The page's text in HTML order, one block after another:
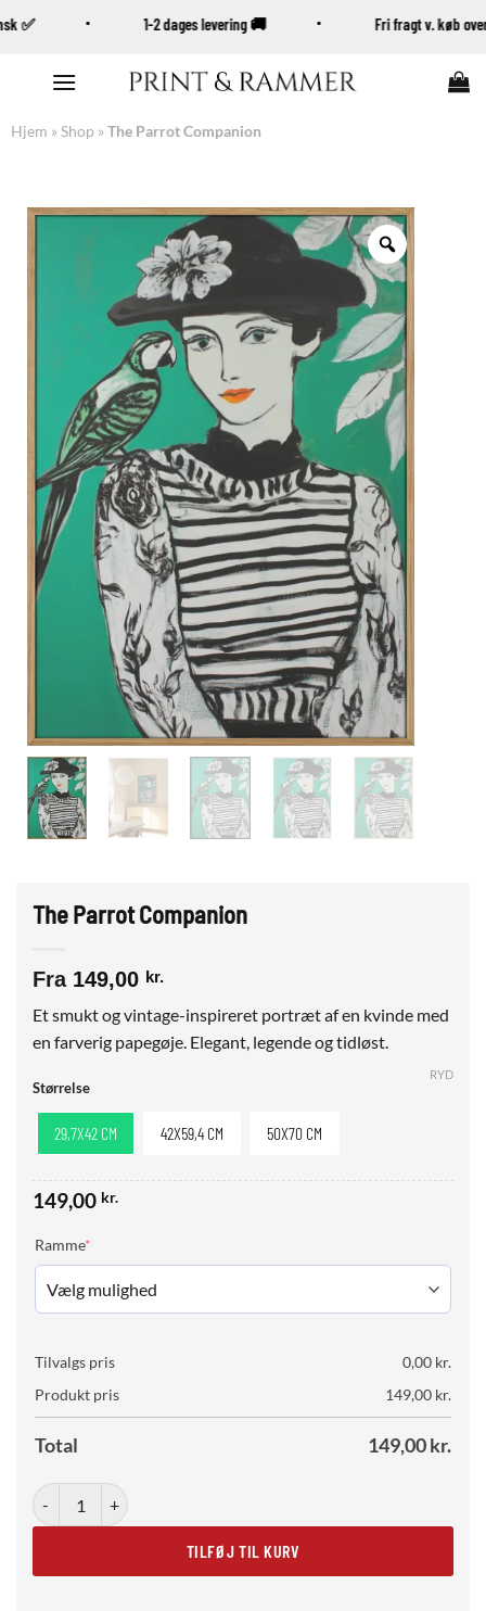
✅ 1-2 dages levering 🚚 Fri fragt v. køb
indhold
Hjem »Shop »The Parrot Companion
Zoom
The Parrot Companion
Fra 149,00 kr.
Et smukt og vintage-inspireret portræt af en kvinde med
en farverig papegøje. Elegant, legende og tidløst.
Størrelse
29,7X42 CM 42X59,4 CM 50X70 CM
RYD
149,00 kr.
Ramme*
Tilvalgs pris 0,00 kr.
Produkt pris
149,00 kr.
Total 149,00kr.
The Parrot Companion antal
TILFØJ TIL KURV